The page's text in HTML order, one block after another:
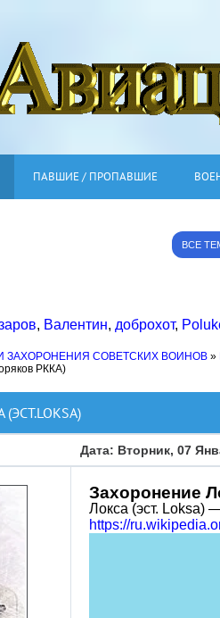
ПАВШИЕ / ПРОПАВШИЕ
ВСЕ
, Валентин, доброхот,
ЗАХОРОНЕНИЯ СОВЕТСКИХ ВОИНОВ »
РККА)
Дата: Вторник, 07
Захоронение
Локса (эст. Loksa)
https://